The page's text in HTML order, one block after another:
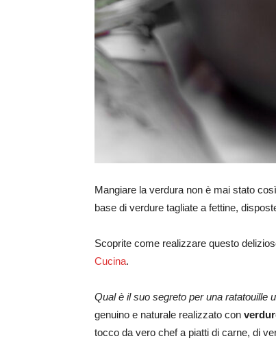
Mangiare la verdura non è mai stato
base di verdure tagliate a fettine,
Scoprite come realizzare questo
Cucina.
Qual è il suo segreto per una ratatouille
genuino e naturale realizzato con
tocco da vero chef a piatti di carne, di